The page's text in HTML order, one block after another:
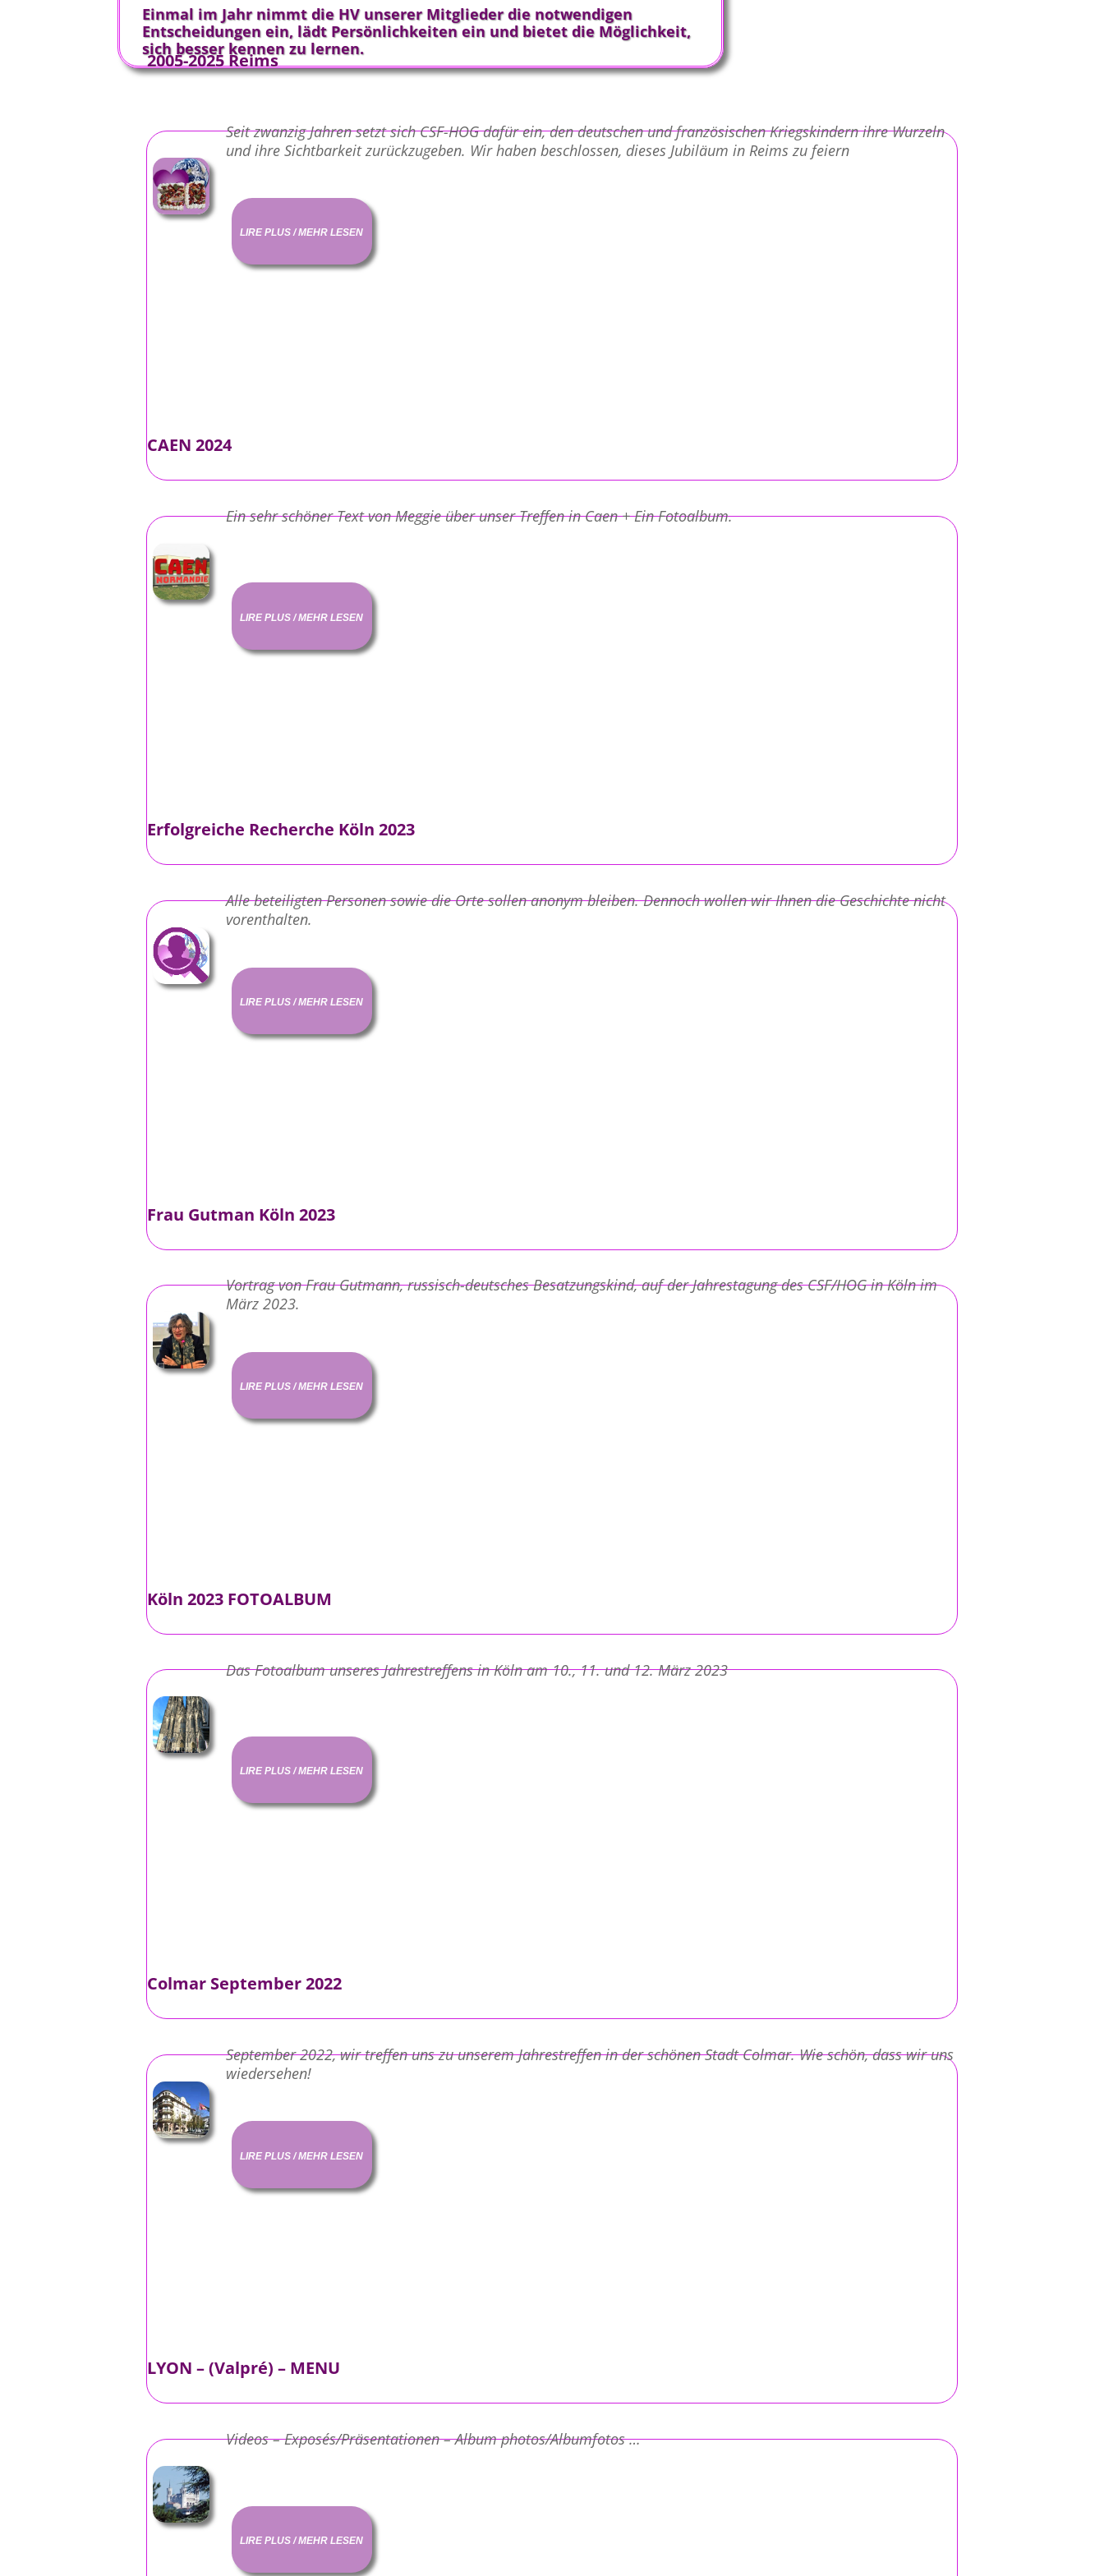
Einmal im Jahr nimmt die HV unserer Mitglieder die notwendigen
Entscheidungen ein, lädt Persönlichkeiten ein und bietet die Möglichkeit,
sich besser kennen zu lernen.
2005-2025 Reims
Seit zwanzig Jahren setzt sich CSF-HOG dafür ein, den deutschen und französischen Kriegskindern ihre Wurzeln
und ihre Sichtbarkeit zurückzugeben. Wir haben beschlossen, dieses Jubiläum in Reims zu feiern
LIRE PLUS / MEHR LESEN
CAEN 2024
Ein sehr schöner Text von Meggie über unser Treffen in Caen + Ein Fotoalbum.
LIRE PLUS / MEHR LESEN
Erfolgreiche Recherche Köln 2023
Alle beteiligten Personen sowie die Orte sollen anonym bleiben. Dennoch wollen wir Ihnen die Geschichte nicht
vorenthalten.
LIRE PLUS / MEHR LESEN
Frau Gutman Köln 2023
Vortrag von Frau Gutmann, russisch-deutsches Besatzungskind, auf der Jahrestagung des CSF/HOG in Köln im
März 2023.
LIRE PLUS / MEHR LESEN
Köln 2023 FOTOALBUM
Das Fotoalbum unseres Jahrestreffens in Köln am 10., 11. und 12. März 2023
LIRE PLUS / MEHR LESEN
Colmar September 2022
September 2022, wir treffen uns zu unserem Jahrestreffen in der schönen Stadt Colmar. Wie schön, dass wir uns
wiedersehen!
LIRE PLUS / MEHR LESEN
LYON – (Valpré) – MENU
Videos – Exposés/Präsentationen – Album photos/Albumfotos …
LIRE PLUS / MEHR LESEN